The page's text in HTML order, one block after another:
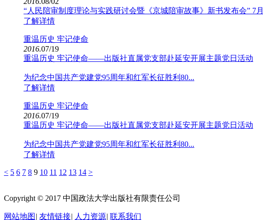
“人民陪审制度理论与实践研讨会暨《京城陪审故事》新书发布会” 7
了解详情
重温历史 牢记使命
2016.07/19
重温历史 牢记使命——出版社直属党支部赴延安开展主题党日活动
为纪念中国共产党建党95周年和红军长征胜利80...
了解详情
重温历史 牢记使命
2016.07/19
重温历史 牢记使命——出版社直属党支部赴延安开展主题党日活动
为纪念中国共产党建党95周年和红军长征胜利80...
了解详情
< 5 6 7 8 9 10 11 12 13 14 >
Copyright © 2017 中国政法大学出版社有限责任公司
网站地图 | 友情链接| 人力资源| 联系我们